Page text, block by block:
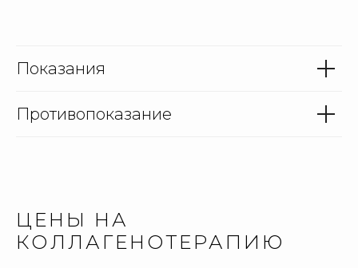
Показания
Противопоказание
ЦЕНЫ НА
КОЛЛАГЕНОТЕРАПИЮ